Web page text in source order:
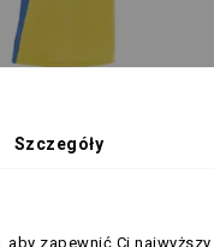
Macron Radon
Szczegóły
zapewnić Ci